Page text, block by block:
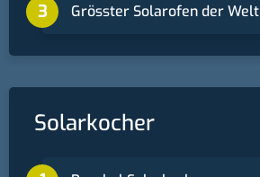
Grösster Solarofen der Welt
Solarkocher